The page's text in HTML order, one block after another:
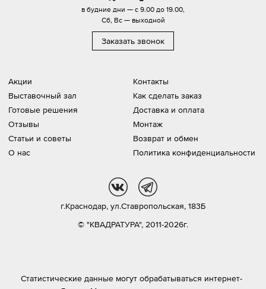
Акции
Выставочный зал
Готовые решения
Отзывы
Статьи и советы
О нас
Контакты
Как сделать заказ
Доставка и оплата
Монтаж
Возврат и обмен
Политика конфиденциальности
в будние дни — с 9.00 до 19.00,
Сб, Вс — выходной
Заказать звонок
© "КВАДРАТУРА", 2011-2026г.
г.Краснодар, ул.Ставропольская, 183Б
vk tg
Статистические данные могут обрабатываться интернет-